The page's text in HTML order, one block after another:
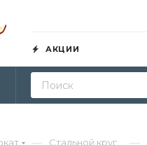
АКЦИИ
Стальной круг